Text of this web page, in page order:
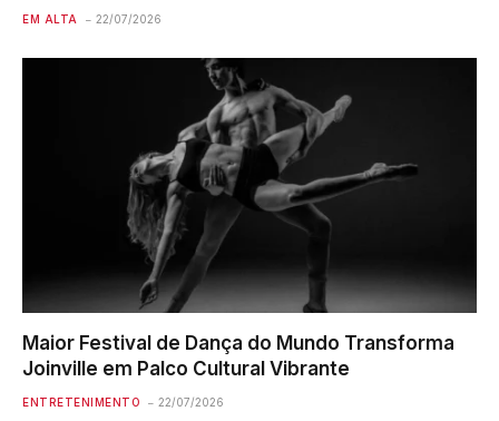
EM ALTA 22/07/2026
Maior Festival de Dança do Mundo Transforma
Joinville em Palco Cultural Vibrante
ENTRETENIMENTO 22/07/2026